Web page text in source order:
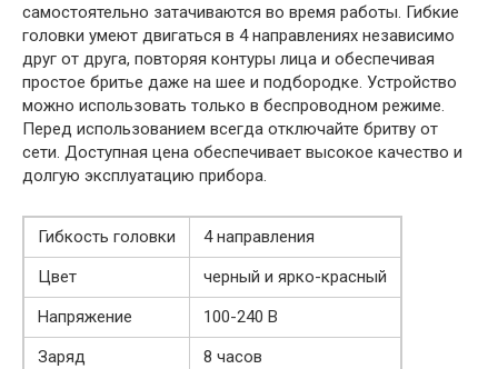
самостоятельно затачиваются во время работы. Гибкие
головки умеют двигаться в 4 направлениях независимо
друг от друга, повторяя контуры лица и обеспечивая
простое бритье даже на шее и подбородке. Устройство
можно использовать только в беспроводном режиме.
Перед использованием всегда отключайте бритву от
сети. Доступная цена обеспечивает высокое качество и
долгую эксплуатацию прибора.
Гибкость головки
4 направления
Цвет
черный и ярко-красный
Напряжение
100-240 В
Заряд
8 часов